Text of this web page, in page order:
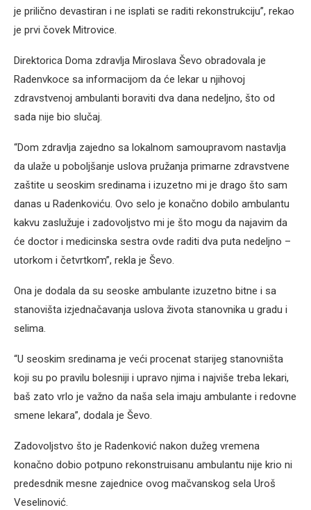
je prilično devastiran i ne isplati se raditi rekonstrukciju”, rekao
je prvi čovek Mitrovice.
Direktorica Doma zdravlja Miroslava Ševo obradovala je
Radenvkoce sa informacijom da će lekar u njihovoj
zdravstvenoj ambulanti boraviti dva dana nedeljno, što od
sada nije bio slučaj.
“Dom zdravlja zajedno sa lokalnom samoupravom nastavlja
da ulaže u poboljšanje uslova pružanja primarne zdravstvene
zaštite u seoskim sredinama i izuzetno mi je drago što sam
danas u Radenkoviću. Ovo selo je konačno dobilo ambulantu
kakvu zaslužuje i zadovoljstvo mi je što mogu da najavim da
će doctor i medicinska sestra ovde raditi dva puta nedeljno –
utorkom i četvrtkom”, rekla je Ševo.
Ona je dodala da su seoske ambulante izuzetno bitne i sa
stanovišta izjednačavanja uslova života stanovnika u gradu i
selima.
“U seoskim sredinama je veći procenat starijeg stanovništa
koji su po pravilu bolesniji i upravo njima i najviše treba lekari,
baš zato vrlo je važno da naša sela imaju ambulante i redovne
smene lekara”, dodala je Ševo.
Zadovoljstvo što je Radenković nakon dužeg vremena
konačno dobio potpuno rekonstruisanu ambulantu nije krio ni
predesdnik mesne zajednice ovog mačvanskog sela Uroš
Veselinović.